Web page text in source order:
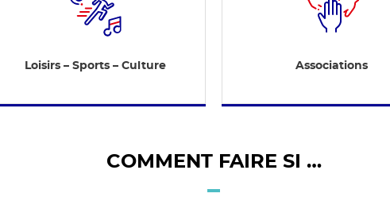
Loisirs – Sports – Culture Associations
COMMENT FAIRE SI …